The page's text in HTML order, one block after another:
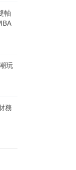
軸
玩
務